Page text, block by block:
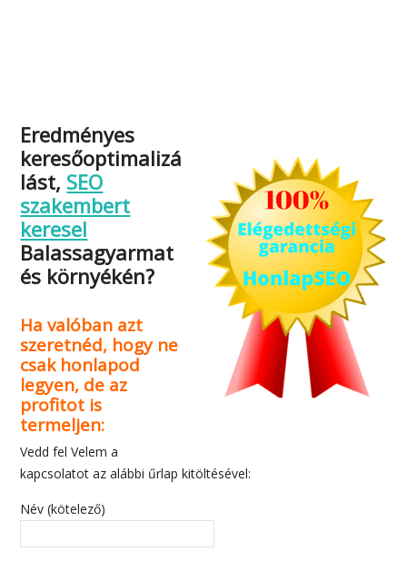
Eredményes
keresőoptimalizá
lást, SEO
szakembert
keresel
Balassagyarmat
és környékén?
Ha valóban azt
szeretnéd, hogy ne
csak honlapod
legyen, de az
profitot is
termeljen:
Vedd fel Velem a
kapcsolatot az alábbi űrlap kitöltésével:
Név (kötelező)